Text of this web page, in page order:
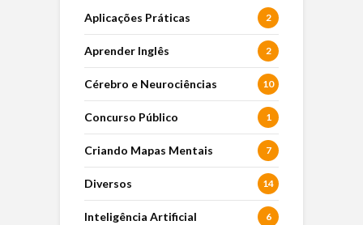
Aplicações Práticas 2
Aprender Inglês 2
Cérebro e Neurociências 10
Concurso Público 1
Criando Mapas Mentais 7
Diversos 14
Inteligência Artificial 6